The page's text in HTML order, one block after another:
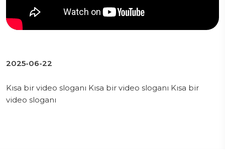
2025-06-22
Kısa bir video sloganı Kısa bir video sloganı Kısa bir
video sloganı